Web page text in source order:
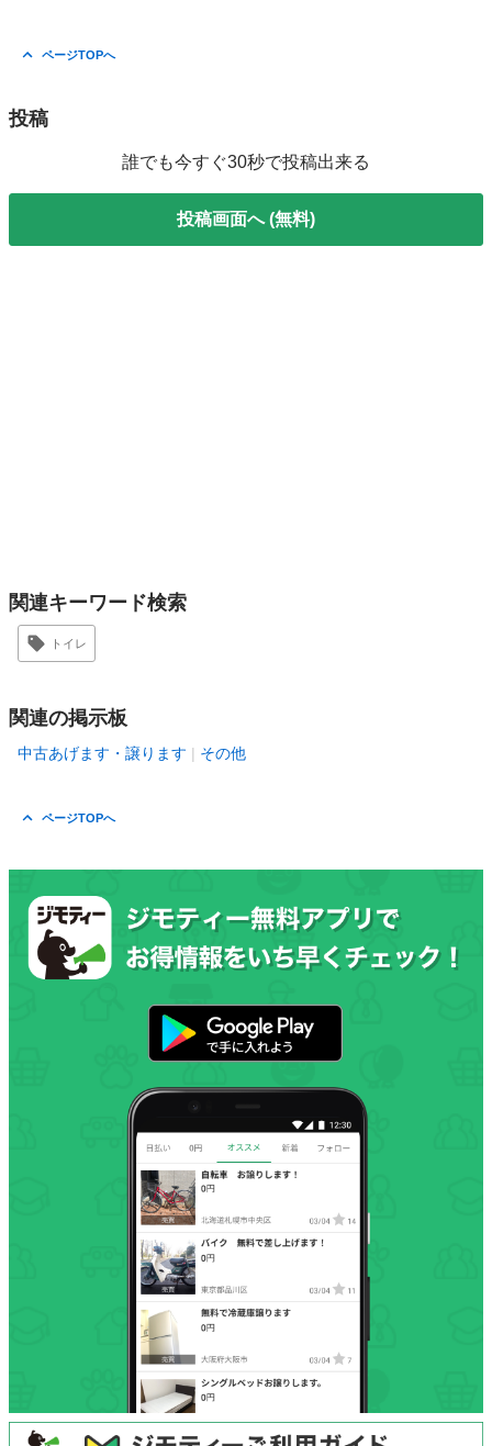
ページTOPへ
投稿
誰でも今すぐ30秒で投稿出来る
投稿画面へ (無料)
関連キーワード検索
トイレ
関連の掲示板
中古あげます・譲ります その他
ページTOPへ